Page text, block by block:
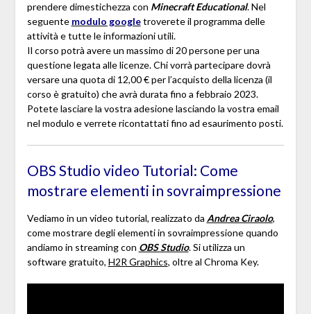
prendere dimestichezza con Minecraft Educational. Nel
seguente modulo googletroverete il programma delle
attività e tutte le informazioni utili.
Il corso potrà avere un massimo di 20 persone per una
questione legata alle licenze. Chi vorrà partecipare dovrà
versare una quota di 12,00 € per l’acquisto della licenza (il
corso è gratuito) che avrà durata fino a febbraio 2023.
Potete lasciare la vostra adesione lasciando la vostra email
nel modulo e verrete ricontattati fino ad esaurimento posti.
OBS Studio video Tutorial: Come
mostrare elementi in sovraimpressione
Vediamo in un video tutorial, realizzato da Andrea Ciraolo,
come mostrare degli elementi in sovraimpressione quando
andiamo in streaming con OBS Studio. Si utilizza un
software gratuito, H2R Graphics, oltre al Chroma Key.